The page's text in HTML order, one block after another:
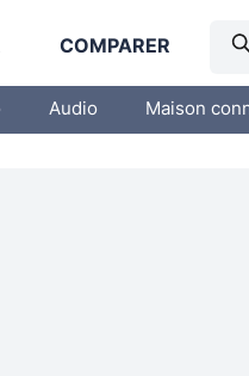
COMPARER
Audio Maison